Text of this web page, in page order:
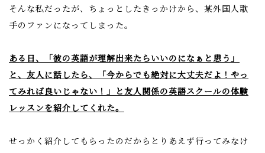
そんな私だったが、ちょっとしたきっかけから、某外国人歌
手のファンになってしまった。
ある日、「彼の英語が理解出来たらいいのになぁと思う」
と、友人に話したら、「今からでも絶対に大丈夫だよ！やっ
てみれば良いじゃない！」と友人関係の英語スクールの体験
レッスンを紹介してくれた。
せっかく紹介してもらったのだからとりあえず行ってみなけ